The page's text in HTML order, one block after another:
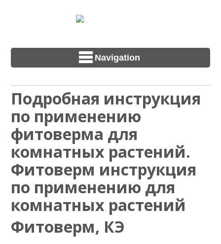
Navigation
Подробная инструкция
по применению
фитоверма для
комнатных растений.
Фитоверм инструкция
по применению для
комнатных растений
Фитоверм, КЭ